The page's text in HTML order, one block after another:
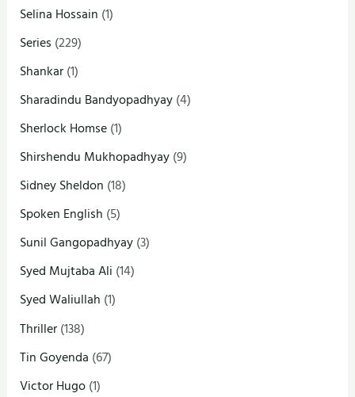
Selina Hossain (1)
Series (229)
Shankar(1)
Sharadindu Bandyopadhyay(4)
Sherlock Homse(1)
Shirshendu Mukhopadhyay(9)
Sidney Sheldon (18)
Spoken English (5)
Sunil Gangopadhyay(3)
Syed Mujtaba Ali (14)
Syed Waliullah (1)
Thriller(138)
Tin Goyenda (67)
Victor Hugo(1)